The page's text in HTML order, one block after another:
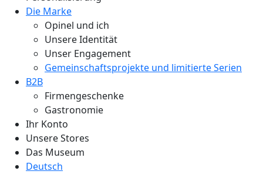
Die Marke
Opinel und ich
Unsere Identität
Unser Engagement
Gemeinschaftsprojekte und limitierte Serien
B2B
Firmengeschenke
Gastronomie
Ihr Konto
Unsere Stores
Das Museum
Deutsch